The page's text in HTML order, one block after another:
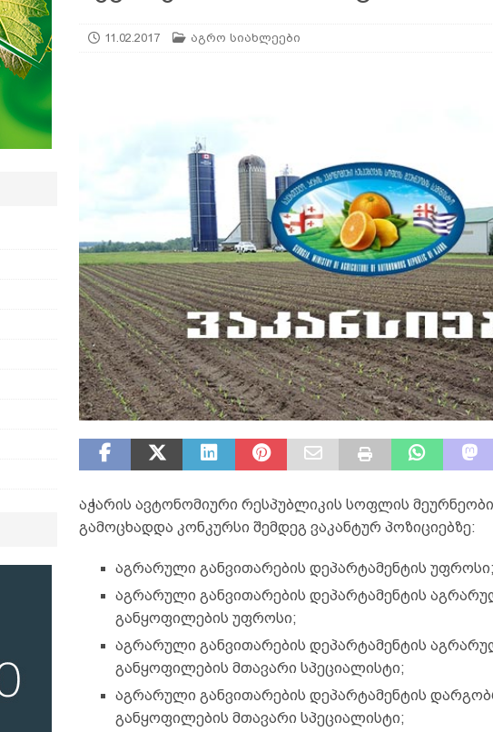
ჯიშის თხა შვეიცარიიდან
11.02.2017 აგრო სიახლეები
აჭარის ავტონომიური რესპუბლიკის სოფლის
გამოცხადდა კონკურსი შემდეგ ვაკანტურ პოზიციებზე:
აგრარული განვითარების დეპარტამენტის უფროსი;
აგრარული განვითარების დეპარტამენტის
განყოფილების უფროსი;
აგრარული განვითარების დეპარტამენტის
განყოფილების მთავარი სპეციალისტი;
აგრარული განვითარების დეპარტამენტის
განყოფილების მთავარი სპეციალისტი;